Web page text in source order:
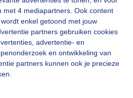
met 4 mediapartners. Ook content
enkel getoond met jouw
partners gebruiken cookies
advertentie- en
en ontwikkeling van
partners kunnen ook je precieze